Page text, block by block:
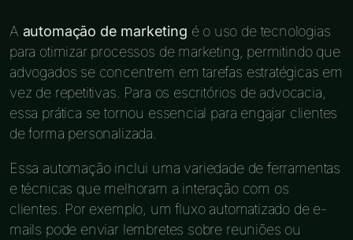
A automação de marketing é o uso de tecnologias
para otimizar processos de marketing, permitindo que
advogados se concentrem em tarefas estratégicas em
vez de repetitivas. Para os escritórios de advocacia,
essa prática se tornou essencial para engajar clientes
de forma personalizada.
Essa automação inclui uma variedade de ferramentas
e técnicas que melhoram a interação com os
clientes. Por exemplo, um fluxo automatizado de e-
mails pode enviar lembretes sobre reuniões ou